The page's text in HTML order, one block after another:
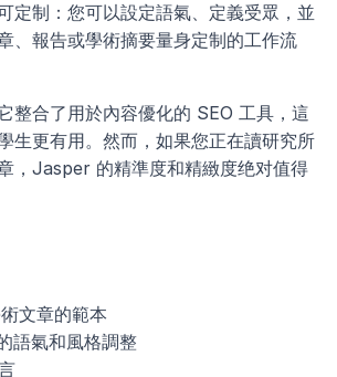
定制：您可以設定語氣、定義受眾，並
、報告或學術摘要量身定制的工作流
整合了用於內容優化的 SEO 工具，這
生更有用。然而，如果您正在讀研究所
，Jasper 的精準度和精緻度绝对值得
文章的範本
語氣和風格調整